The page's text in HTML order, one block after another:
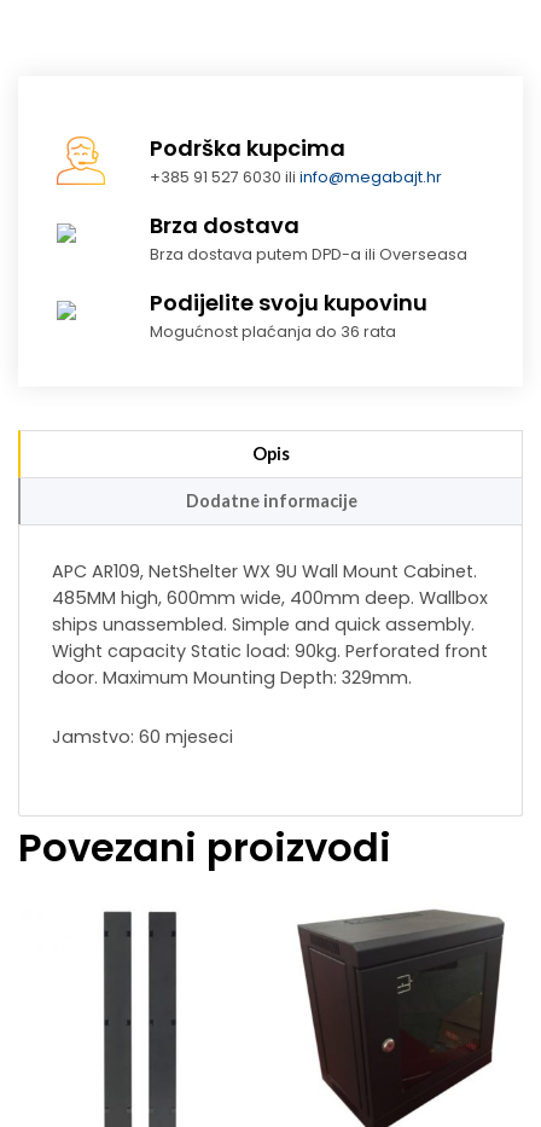
Podrška kupcima
+385 91 527 6030 iliinfo@megabajt.hr
Brza dostava
Brza dostava putem DPD-a ili Overseasa
Podijelite svoju kupovinu
Mogućnost plaćanja do 36 rata
Opis
Dodatne informacije
APC AR109, NetShelter WX 9U Wall Mount Cabinet.
485MM high, 600mm wide, 400mm deep. Wallbox
ships unassembled. Simple and quick assembly.
Wight capacity Static load: 90kg. Perforated front
door. Maximum Mounting Depth: 329mm.
Jamstvo: 60 mjeseci
Povezani proizvodi